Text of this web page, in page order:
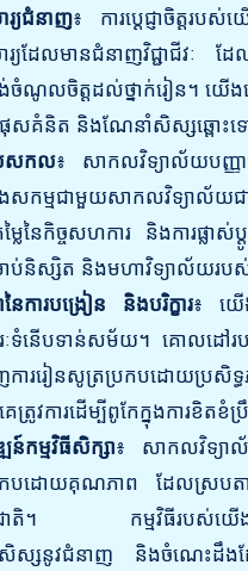
រ្យជំនាញ៖ ការប្ដេជ្ញាចិត្តរប
ារ្យដែលមានជំនាញវិជ្ជាជីវ
ណូលចិត្តដល់ថ្នាក់រៀន។ យើង
បំផុសគំនិត និងណែនាំសិស្សឆ្ពោះ
ប់សកល៖ សាកលវិទ្យាល័យបញ្ញ
សកម្មជាមួយសាកលវិទ្យាល័
លៃនៃកិច្ចសហការ និងការផ្លា
ាប់និស្សិត និងមហាវិទ្យាល័យរប
ការបង្រៀន និងបរិក្ខារ៖ យើង
ៈទំនើបទាន់សម័យ។ គោលដៅរ
ាររៀនសូត្រប្រកបដោយប្រសិទ្
ត្រូវការដើម្បីពូកែក្នុងការខិតខំ
ន៍កម្មវិធីសិក្សា៖ សាកលវិទ្យាល័យ
បដោយគុណភាព ដែលស្របតាមត
ជាតិ។ កម្មវិធីរបស់យើងត្រូ
ស្សនូវជំនាញ និងចំណេះដឹងដ